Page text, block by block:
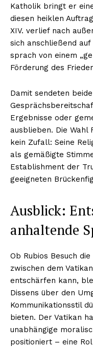
Katholik bringt er
diesen heiklen
XIV. verlief nach
sich anschließend
sprach von einem
Förderung des
Damit sendeten
Ergebnisse oder
ausblieben. Die Wahl
kein Zufall: Seine
als gemäßigte
Establishment der
geeigneten
Ausblick:
anhaltende
Ob Rubios Besuch die
zwischen dem
entschärfen kann,
Dissens über den
Kommunikationsstil
bieten. Der Vatikan
unabhängige
positioniert – eine